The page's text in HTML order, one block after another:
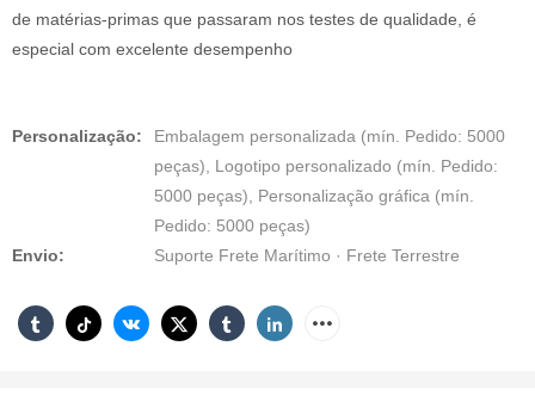
de matérias-primas que passaram nos testes de qualidade, é
especial com excelente desempenho
Personalização:
Embalagem personalizada (mín. Pedido: 5000
peças), Logotipo personalizado (mín. Pedido:
5000 peças), Personalização gráfica (mín.
Pedido: 5000 peças)
Envio:
Suporte Frete Marítimo · Frete Terrestre